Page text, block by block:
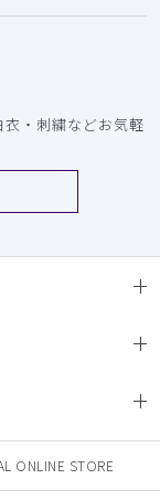
・刺繍などお気軽
ONLINE STORE